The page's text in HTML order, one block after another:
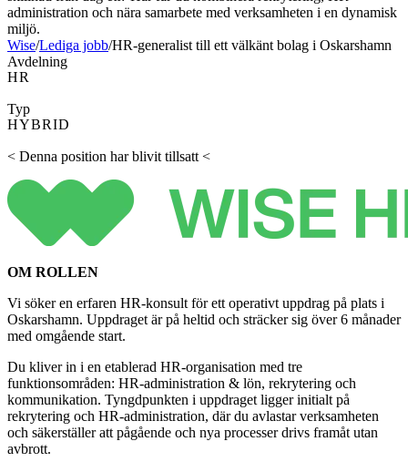
administration och nära samarbete med verksamheten i en dynamisk
miljö.
Wise/Lediga jobb/HR-generalist till ett välkänt bolag i Oskarshamn
Avdelning
HR
Typ
HYBRID
< Denna position har blivit tillsatt <
OM ROLLEN
Vi söker en erfaren HR‑konsult för ett operativt uppdrag på plats i
Oskarshamn. Uppdraget är på heltid och sträcker sig över 6 månader
med omgående start.
Du kliver in i en etablerad HR‑organisation med tre
funktionsområden: HR‑administration & lön, rekrytering och
kommunikation. Tyngdpunkten i uppdraget ligger initialt på
rekrytering och HR‑administration, där du avlastar verksamheten
och säkerställer att pågående och nya processer drivs framåt utan
avbrott.